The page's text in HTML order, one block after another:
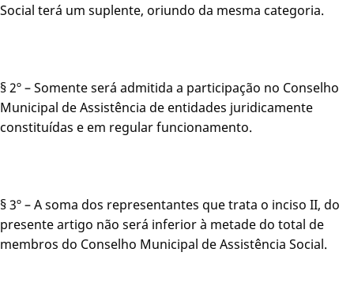
Social terá um suplente, oriundo da mesma categoria.
§ 2º – Somente será admitida a participação no Conselho
Municipal de Assistência de entidades juridicamente
constituídas e em regular funcionamento.
§ 3º – A soma dos representantes que trata o inciso II, do
presente artigo não será inferior à metade do total de
membros do Conselho Municipal de Assistência Social.